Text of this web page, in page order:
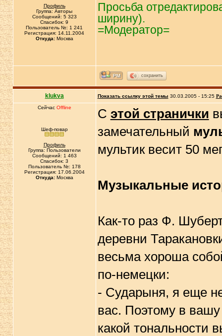
Профиль
Группа: Авторы
Сообщений: 5 323
Спасибок: 9
Пользователь №: 1 241
Регистрация: 14.11.2004
Откуда:Москва
Просьба
ширину).
=Модератор=
сохранить
klukva Показать ссылку этой темы 30.03.2005 - 15:25
Сейчас Offline
Шеф-повар
Профиль
Группа: Пользователи
Сообщений: 1 463
Спасибок: 3
Пользователь №: 178
Регистрация: 17.06.2004
Откуда:Москва
С этой странички
замечательный
мультик весит 50
Музыкальные
Как-то раз Ф.
деревни
весьма хороша
по-немецки:
- Сударыня, я еще
вас. Поэтому в
какой тональности